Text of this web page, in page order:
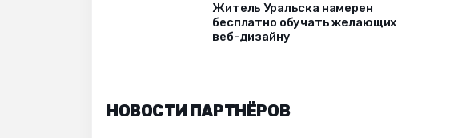
Житель Уральска намерен
бесплатно обучать желающих
веб-дизайну
НОВОСТИ ПАРТНЁРОВ